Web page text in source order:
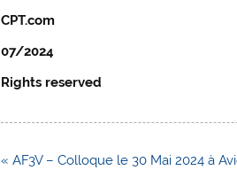
CPT.com
07/2024
Rights reserved
Navigation
« AF3V – Colloque le 30 Mai 2024 à